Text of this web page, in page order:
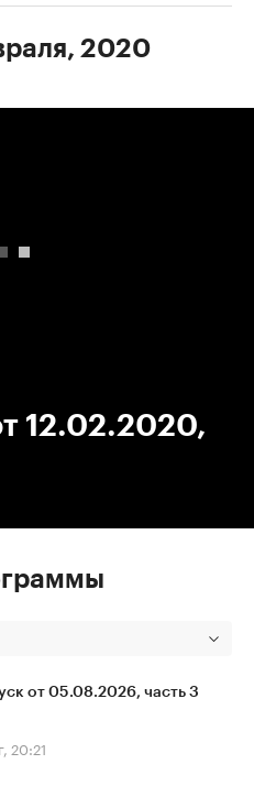
2020
12.02.2020,
от 05.08.2026, часть 3
20:21